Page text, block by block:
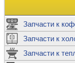
Запчасти к
Запчасти к
Запчасти к